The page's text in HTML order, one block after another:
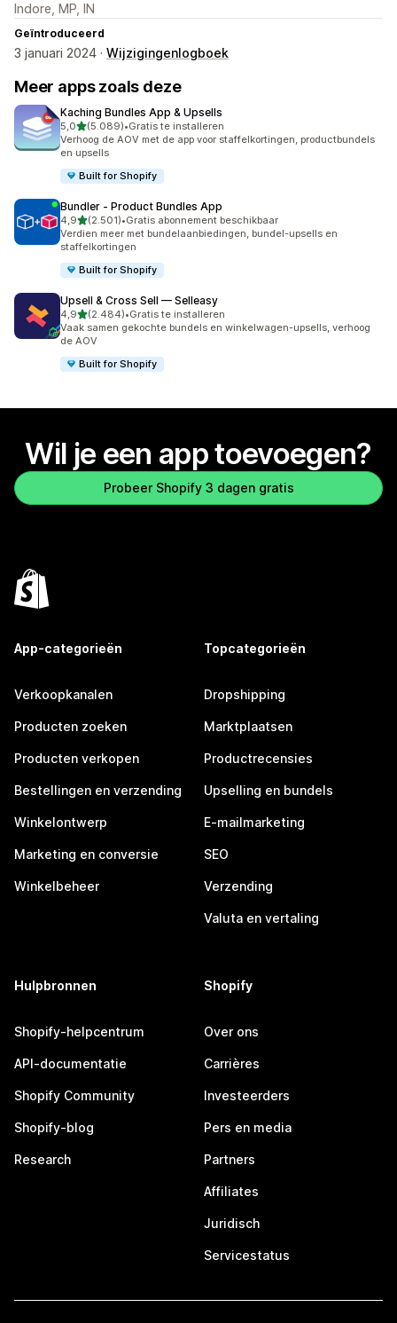
Indore, MP, IN
Geïntroduceerd
3 januari 2024 · Wijzigingenlogboek
Meer apps zoals deze
Kaching Bundles App & Upsells
5,0van 5 sterren
(5.089)
5089 recensies in totaal
•Gratis te installeren
Verhoog de AOV met de app voor staffelkortingen, productbundels
en upsells
Built for Shopify
Bundler ‑ Product Bundles App
4,9van 5 sterren
(2.501)
2501 recensies in totaal
•Gratis abonnement beschikbaar
Verdien meer met bundelaanbiedingen, bundel-upsells en
staffelkortingen
Built for Shopify
Upsell & Cross Sell — Selleasy
4,9van 5 sterren
(2.484)
2484 recensies in totaal
•Gratis te installeren
Vaak samen gekochte bundels en winkelwagen-upsells, verhoog
de AOV
Built for Shopify
Wil je een app toevoegen?
Probeer Shopify 3 dagen gratis
App-categorieën
Verkoopkanalen
Producten zoeken
Producten verkopen
Bestellingen en verzending
Winkelontwerp
Marketing en conversie
Winkelbeheer
Topcategorieën
Dropshipping
Marktplaatsen
Productrecensies
Upselling en bundels
E-mailmarketing
SEO
Verzending
Valuta en vertaling
Hulpbronnen
Shopify-helpcentrum
API-documentatie
Shopify Community
Shopify-blog
Research
Shopify
Over ons
Carrières
Investeerders
Pers en media
Partners
Affiliates
Juridisch
Servicestatus